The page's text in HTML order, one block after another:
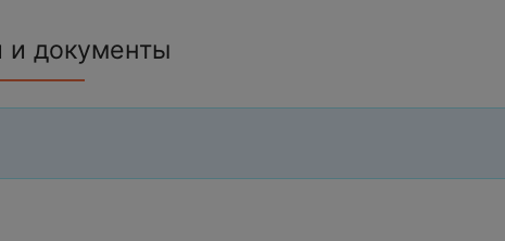
и документы